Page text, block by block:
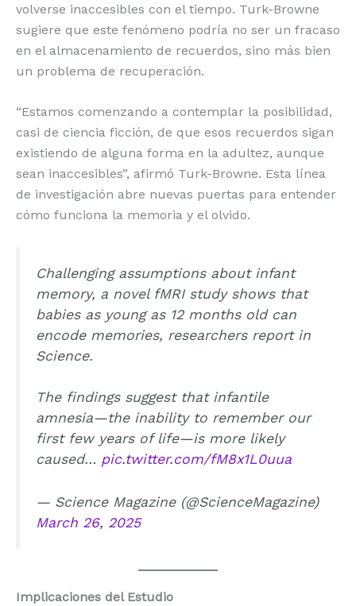
volverse inaccesibles con el tiempo. Turk-Browne
sugiere que este fenómeno podría no ser un fracaso
en el almacenamiento de recuerdos, sino más bien
un problema de recuperación.
“Estamos comenzando a contemplar la posibilidad,
casi de ciencia ficción, de que esos recuerdos sigan
existiendo de alguna forma en la adultez, aunque
sean inaccesibles”, afirmó Turk-Browne. Esta línea
de investigación abre nuevas puertas para entender
cómo funciona la memoria y el olvido.
Challenging assumptions about infant
memory, a novel fMRI study shows that
babies as young as 12 months old can
encode memories, researchers report in
Science.
The findings suggest that infantile
amnesia—the inability to remember our
first few years of life—is more likely
caused… pic.twitter.com/fM8x1L0uua
— Science Magazine (@ScienceMagazine)
March 26, 2025
Implicaciones del Estudio